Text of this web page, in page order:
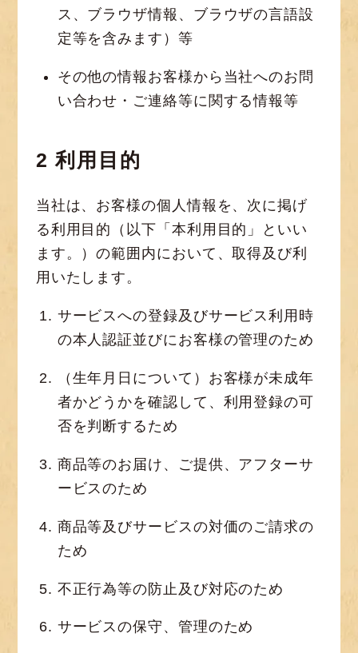
ス、ブラウザ情報、ブラウザの言語設
定等を含みます）等
その他の情報お客様から当社へのお問
い合わせ・ご連絡等に関する情報等
2 利用目的
当社は、お客様の個人情報を、次に掲げ
る利用目的（以下「本利用目的」といい
ます。）の範囲内において、取得及び利
用いたします。
サービスへの登録及びサービス利用時
の本人認証並びにお客様の管理のため
（生年月日について）お客様が未成年
者かどうかを確認して、利用登録の可
否を判断するため
商品等のお届け、ご提供、アフターサ
ービスのため
商品等及びサービスの対価のご請求の
ため
不正行為等の防止及び対応のため
サービスの保守、管理のため